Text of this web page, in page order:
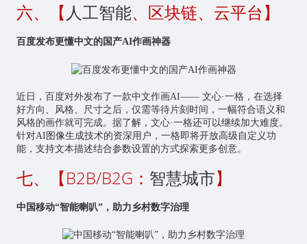
六、【 人工智能、区块链、云平台】
百度发布更懂中文的国产AI作画神器
近日，百度对外发布了一款中文作画AI—— 文心·一格，在选择
好方向、风格、尺寸之后，仅需等待片刻时间，一幅符合语义和
风格的画作就可完成。据了解，文心·一格还可以继续加大难度。
针对AI图像生成技术的资深用户，一格即将开放高级自定义功
能，支持文本描述结合参数设置的方式探索更多创意。
七、【B2B/B2G： 智慧城市】
中国移动“智能喇叭”，助力乡村数字治理